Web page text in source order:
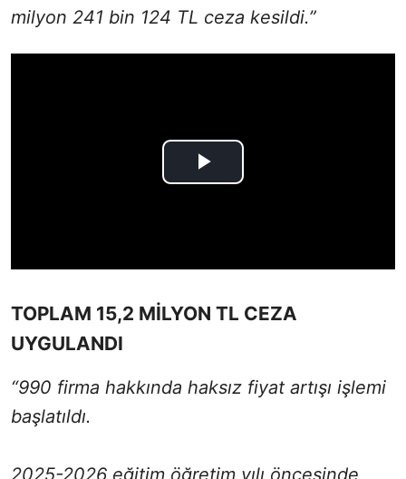
milyon 241 bin 124 TL ceza kesildi.”
TOPLAM 15,2 MİLYON TL CEZA
UYGULANDI
“990 firma hakkında haksız fiyat artışı işlemi
başlatıldı.